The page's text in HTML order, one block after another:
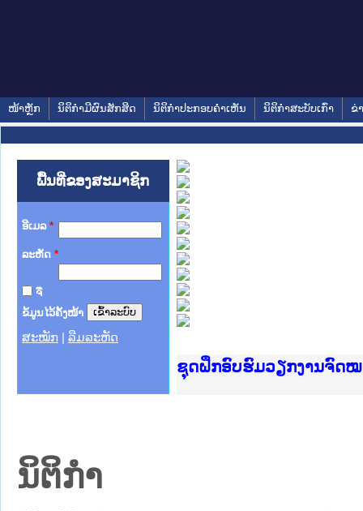
ໜ້າຫຼັກ ນິຕິກໍາມີຜົນສັກສິດ ນິຕິກໍາປະກອບຄໍາເຫັນ ນິຕິກໍາສະບັບເກົ່າ ຂ່
ພື້ນທີ່ຂອງສະມາຊິກ
ອີເມລ *
ລະຫັດ *
ຈື່
ຂໍ້ມູນໄວ້ຄັ້ງໜ້າ
ສະໝັກ ລືມລະຫັດ
Ministry of Justice Lao
ເຜີຍແຜ່ວັບໄຊຈົດໝາຍເຫດ
ກະຊວງຍຸຕິທຳ
ຊຸດຝຶກອົບຮົມວຽກງານຈົດໝ
ກອງປະຊຸມທົບທວນຄືນການ
ຝຶກອົບຮົມ ຜູ່ປະສານງານວ
ຝຶກອົບຮົມ ຜູ່ປະສານງານວ
ເຜີຍແຜ່ແອັບກົດໝາຍລາວ
ເຜີຍແຜ່ແອັບກົດໝາຍລາວ
ຍົກລະດັບວຽກງານຈົດໝາຍ
ຊຸດຝຶກອົບຮົມວຽກງານຈົດໝ
ນິຕິກໍາ